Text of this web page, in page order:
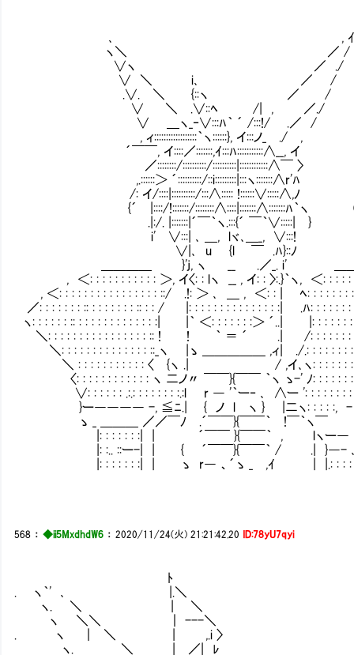
､ ,
ヽ＼ ／ /
∨ヽ ／ ./
∨ ＼ i､ ／ /
.∨. ＼ {::ヽ ／ /
∨ ＼ .∨::ﾍ /| , ／./
∨ ＿ヽ_‐∨:::ﾊ｀ ´ /:::!/ .／ /
, ィ::::::::::::::::::｀ヽ::::::}, イ:::ノ_ ./ ,
´￣￣, イ::::／:::::::,ｲ:::ﾊ:::::::::::∧__, イ
／::::::::/::::::::::/::::::::::|::::::::::::∧￣ 〉
,.::::::＞ ´::::::::::/::i:::::::::|:::ヽ:::::::∧r'ﾊ
/: イ/::::|::::::::::/:::∧::::: !::::::∨:::::∧,ﾉ
{´ |::::/!:::::::/::::::::∧::::|:::::::∧:::::::ﾊ｀ヽ （それ
.|:/. |:::::::|´￣｀ヽ.:::{´ ￣｀∨:::::| } 別人のよ
i' ∨:::| ､ ＿, lヾ､＿_, ∨:::! やる夫から魔
∨|､ u {l ￣ .ﾊ}::ﾉ 凄まじい
＿＿＿＿ }'j, ヽ __ .／_. i' ＿＿
, ＜: : : : : : : : : : : ＞, イ〈: : lヽ __ , イ: : 〉:.}｀ヽ, ＜: : : :
, ＜: : : : : : : : : : : : : : : : ::/ .!: ＞ ､ ＿ , ＜: : | ﾍ: : : : : : : :
／: : : : : : : :: : : : : : : : :: : : / |: : : : : : : : : : : : : : :| .ﾊ: : : : : : : :
ヽ: : : : : : :: : : : : : : : : : : : : :| |｀ ＜: : : : : : :＞ ´..| |: : : : : : : :
＼: : : : : : : : : : : : : : : : :: ! ! ｀ ＝ ´ .| /: : : : : : : : : ::
＼: : : : : : : : : : : : : : ::_ヽ |ゝ ＿＿＿＿＿ ,ィ| ./.: : : : : : : : :
＼ : : : : : : : : : : : 〈 {ヽ .| / ,イ､ヽ: : : : : : : : :
〈: : : : : : : : : : : : ヽ 二ノ〃 ￣￣}{￣￣ ｀ヽ ゝ-' ﾉ: : : : : : :
∨: : : : : : .:.: : : : : : : :.:l r ― '｀ー‐ ､ ∧ー ': : : : : : : : :
}ー―――― -, ≦ﾆ.| { ノ l ヽ } |二ヽ: : : : :,
ゝ _ ＿＿＿ ／／￣ﾉ .´￣￣}{￣￣｀ !￣｀ヽ￣
|: : : : : : :| | ´￣￣ }{￣￣｀ , lヽー― ´:
|: :.. ::ー-| | { ´￣￣}{￣￣｀ / .| }―- ､:
|: : : : : : :| | ゝ r― 、´ゝ _ ,ｲ | |.: : : : :
568 ：◆ii5MxdhdW6 ：2020/11/24(火) 21:21:42.20 ID:78yU7qyi
ﾄ
. ヽ｀' ､ |.＼
ヽ. ＼ | ＼
ヽ ＼＼ ｜ ---＼
. ヽ ｜ ＼ | ,.i 〉
ヽ. ＼ | ／| ﾚ